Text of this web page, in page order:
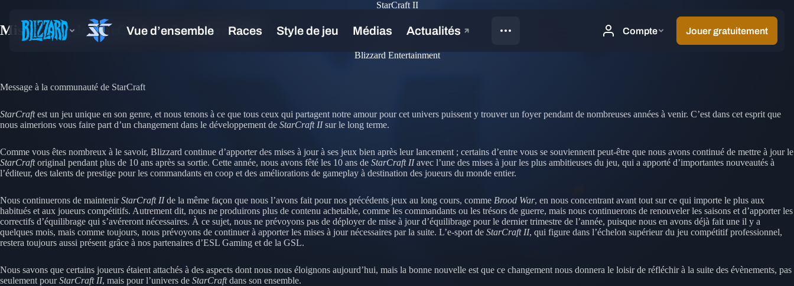
StarCraft II
Mise à jour de StarCraft – 15 octobre 2020
Blizzard Entertainment
Message à la communauté de StarCraft
StarCraftest un jeu unique en son genre, et nous tenons à ce que tous ceux qui partagent notre amour pour cet univers puissent y trouver un foyer pendant de nombreuses années à venir. C’est dans cet esprit que
nous aimerions vous faire part d’un changement dans le développement de StarCraft IIsur le long terme.
Comme vous êtes nombreux à le savoir, Blizzard continue d’apporter des mises à jour à ses jeux bien après leur lancement ; certains d’entre vous se souviennent peut-être que nous avons continué de mettre à jour le
StarCraftoriginal pendant plus de 10 ans après sa sortie. Cette année, nous avons fêté les 10 ans de StarCraft IIavec l’une des mises à jour les plus ambitieuses du jeu, qui a apporté d’importantes nouveautés à
l’éditeur, des talents de prestige pour les commandants en coop et des améliorations de gameplay à destination des joueurs du monde entier.
Nous continuerons de maintenirStarCraft IIde la même façon que nous l’avons fait pour nos précédents jeux au long cours, comme Brood War, en nous concentrant avant tout sur ce qui importe le plus aux
habitués et aux joueurs compétitifs. Autrement dit, nous ne produirons plus de contenu achetable, comme les commandants ou les trésors de guerre, mais nous continuerons de renouveler les saisons et d’apporter les
correctifs d’équilibrage qui s’avéreront nécessaires. À ce sujet, nous ne prévoyons pas de déployer de mise à jour d’équilibrage pour le dernier trimestre de l’année, puisque nous en avons déjà fait une il y a
quelques mois, mais comme toujours, nous prévoyons de continuer à apporter les mises à jour nécessaires par la suite. L’e-sport de StarCraft II, qui figure dans l’échelon supérieur du jeu compétitif professionnel,
restera toujours aussi présent grâce à nos partenaires d’ESL Gaming et de la GSL.
Nous savons que certains joueurs étaient attachés à des aspects dont nous nous éloignons aujourd’hui, mais la bonne nouvelle est que ce changement nous donnera le loisir de réfléchir à la suite des évènements, pas
seulement pourStarCraft II, mais pour l’univers de StarCraftdans son ensemble.